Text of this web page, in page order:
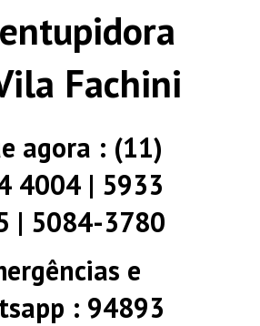
Fachini
agora : (11)
4004 | 5933
| 5084-3780
e
: 94893